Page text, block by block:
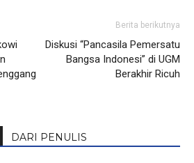
Berita berikutnya
Diskusi “Pancasila Pemersatu
Bangsa Indonesi” di UGM
Berakhir Ricuh
DARI PENULIS